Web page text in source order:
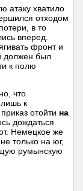
атаку хватило
отходом
в то
вперед.
фронт и
должен был
к полю
что
к
отойти на
дождаться
Немецкое же
только на юг,
румынскую